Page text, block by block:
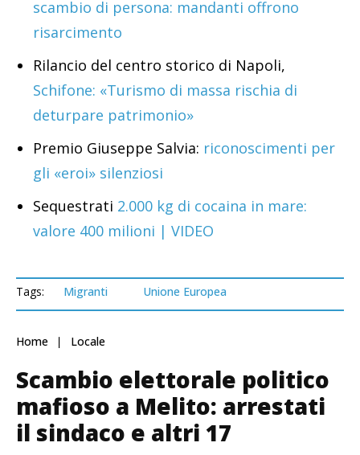
scambio di persona: mandanti offrono
risarcimento
Rilancio del centro storico di Napoli,
Schifone: «Turismo di massa rischia di
deturpare patrimonio»
Premio Giuseppe Salvia: riconoscimenti per
gli «eroi» silenziosi
Sequestrati 2.000 kg di cocaina in mare:
valore 400 milioni | VIDEO
Tags: Migranti Unione Europea
Home Locale
Scambio elettorale politico
mafioso a Melito: arrestati
il sindaco e altri 17